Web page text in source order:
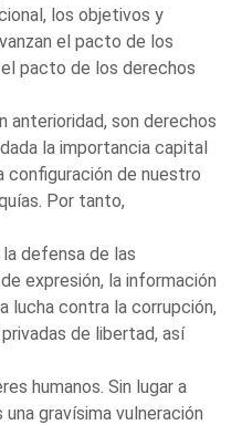
los objetivos y
el pacto de los
pacto de los derechos
anterioridad, son derechos
la importancia capital
configuración de nuestro
Por tanto,
defensa de las
expresión, la información
lucha contra la corrupción,
de libertad, así
humanos. Sin lugar a
gravísima vulneración